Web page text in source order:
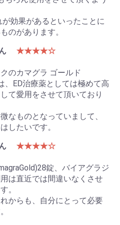
効果があるといったことに
のがあります。
★★★★☆
のカマグラ ゴールド
、ED治療薬としては極めて高
て愛用をさせて頂いており
なものとなっていまして、
したいです。
★★★★☆
錠、バイアグラジ
は直近では間違いなくさせ
。
からも、自分にとって必要